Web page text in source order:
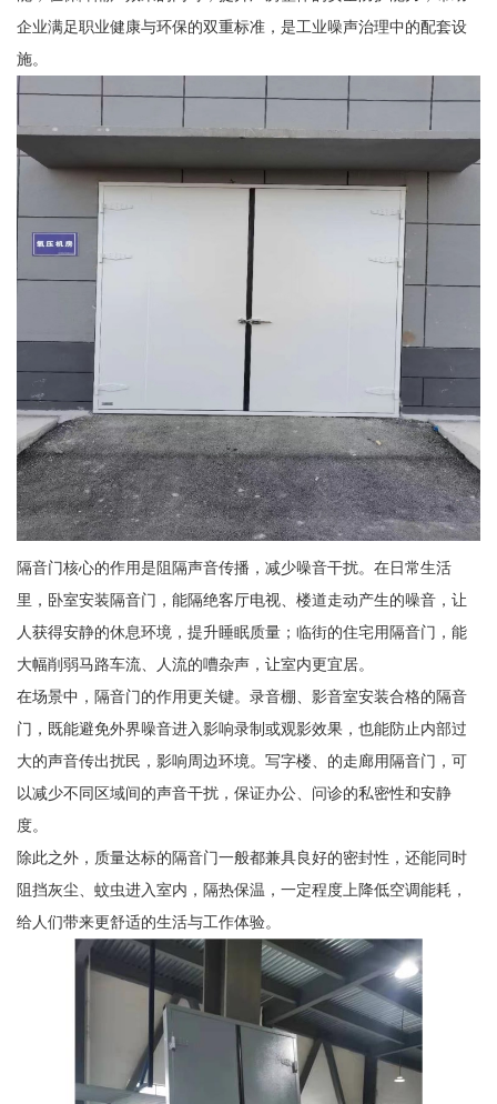
企业满足职业健康与环保的双重标准，是工业噪声治理中的配套设
施。
隔音门核心的作用是阻隔声音传播，减少噪音干扰。在日常生活
里，卧室安装隔音门，能隔绝客厅电视、楼道走动产生的噪音，让
人获得安静的休息环境，提升睡眠质量；临街的住宅用隔音门，能
大幅削弱马路车流、人流的嘈杂声，让室内更宜居。
在场景中，隔音门的作用更关键。录音棚、影音室安装合格的隔音
门，既能避免外界噪音进入影响录制或观影效果，也能防止内部过
大的声音传出扰民，影响周边环境。写字楼、的走廊用隔音门，可
以减少不同区域间的声音干扰，保证办公、问诊的私密性和安静
度。
除此之外，质量达标的隔音门一般都兼具良好的密封性，还能同时
阻挡灰尘、蚊虫进入室内，隔热保温，一定程度上降低空调能耗，
给人们带来更舒适的生活与工作体验。